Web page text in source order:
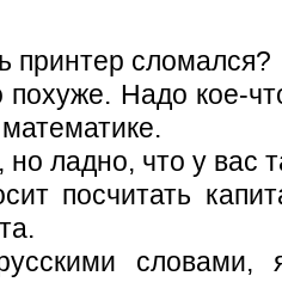
принтер сломался?
Надо кое-
ладно, что у вас
посчитать
словами,